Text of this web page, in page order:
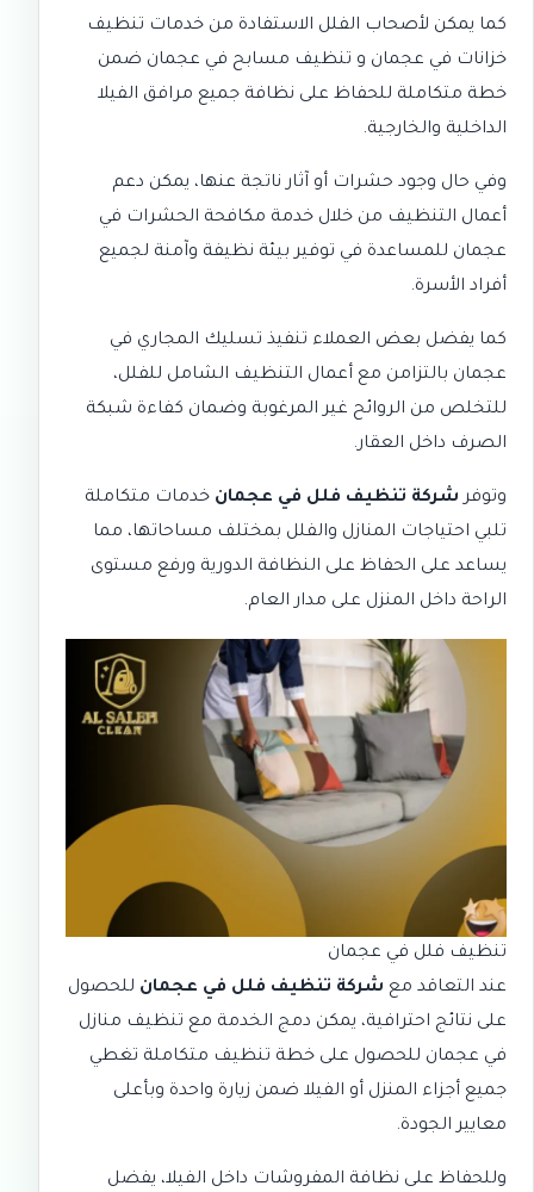
كما يمكن لأصحاب الفلل الاستفادة من خدمات تنظيف
خزانات في عجمان و تنظيف مسابح في عجمان ضمن
خطة متكاملة للحفاظ على نظافة جميع مرافق الفيلا
الداخلية والخارجية.
وفي حال وجود حشرات أو آثار ناتجة عنها، يمكن دعم
أعمال التنظيف من خلال خدمة مكافحة الحشرات في
عجمان للمساعدة في توفير بيئة نظيفة وآمنة لجميع
أفراد الأسرة.
كما يفضل بعض العملاء تنفيذ تسليك المجاري في
عجمان بالتزامن مع أعمال التنظيف الشامل للفلل،
للتخلص من الروائح غير المرغوبة وضمان كفاءة شبكة
الصرف داخل العقار.
وتوفر شركة تنظيف فلل في عجمان خدمات متكاملة
تلبي احتياجات المنازل والفلل بمختلف مساحاتها، مما
يساعد على الحفاظ على النظافة الدورية ورفع مستوى
الراحة داخل المنزل على مدار العام.
تنظيف فلل في عجمان
عند التعاقد مع شركة تنظيف فلل في عجمان للحصول
على نتائج احترافية، يمكن دمج الخدمة مع تنظيف منازل
في عجمان للحصول على خطة تنظيف متكاملة تغطي
جميع أجزاء المنزل أو الفيلا ضمن زيارة واحدة وبأعلى
معايير الجودة.
وللحفاظ على نظافة المفروشات داخل الفيلا، يفضل